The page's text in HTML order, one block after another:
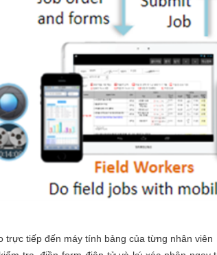
trực tiếp đến máy tính bảng của từng nhân viên